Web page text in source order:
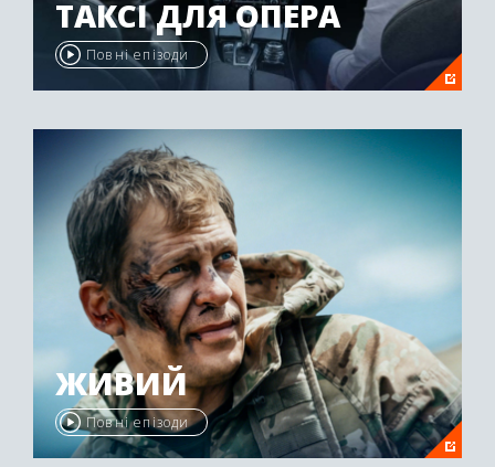
ТАКСІ ДЛЯ ОПЕРА
Повні епізоди
ЖИВИЙ
Повні епізоди